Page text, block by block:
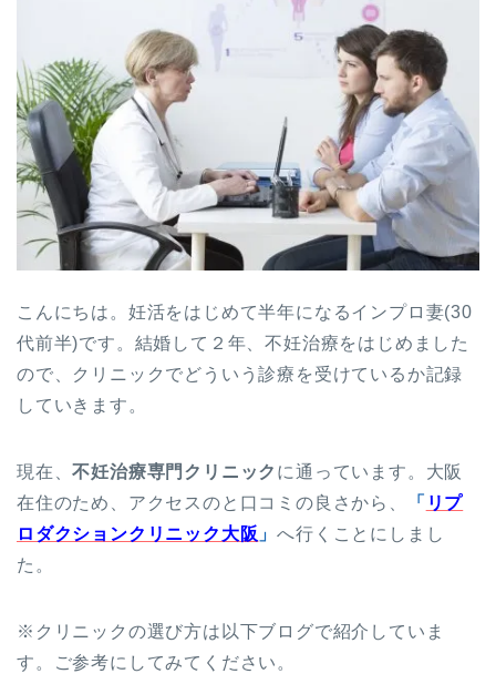
こんにちは。妊活をはじめて半年になるインプロ妻(30
代前半)です。結婚して２年、不妊治療をはじめました
ので、クリニックでどういう診療を受けているか記録
していきます。
現在、不妊治療専門クリニック に通っています。大阪
在住のため、アクセスのと口コミの良さから、
「 リプ
ロダクションクリニック大阪 」へ行くことにしまし
た。
※クリニックの選び方は以下ブログで紹介していま
す。ご参考にしてみてください。